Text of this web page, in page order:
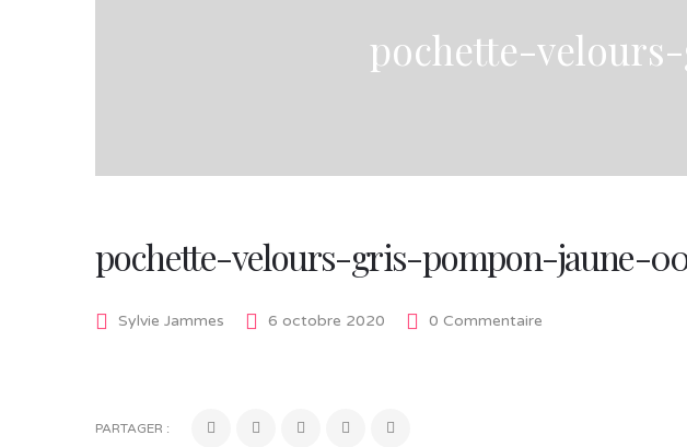
pochette-
pochette-velours-gris-pompon-jaune-
Sylvie Jammes 6 octobre 2020 0 Commentaire
PARTAGER :